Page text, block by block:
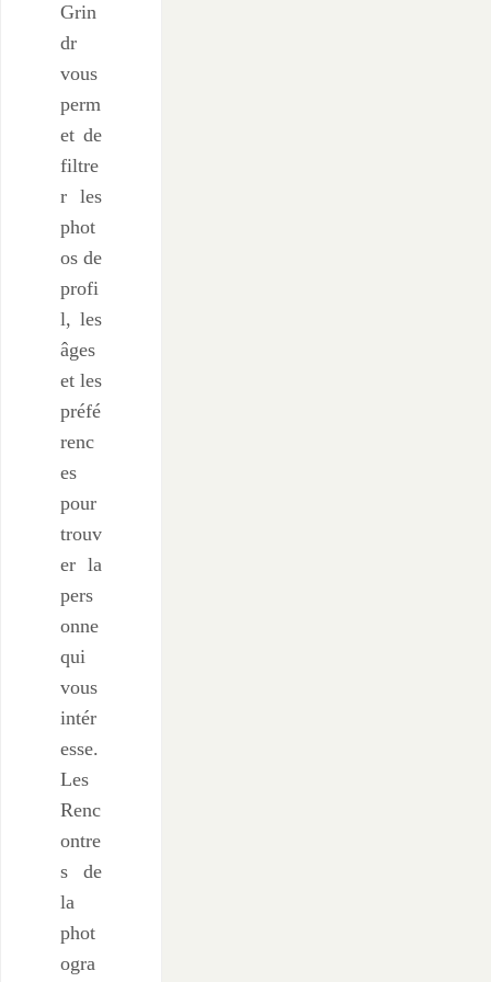
Grin
dr
vous
perm
et de
filtre
r les
phot
os de
profi
l, les
âges
et les
préfé
renc
es
pour
trouv
er la
pers
onne
qui
vous
intér
esse.
Les
Renc
ontre
s de
la
phot
ogra